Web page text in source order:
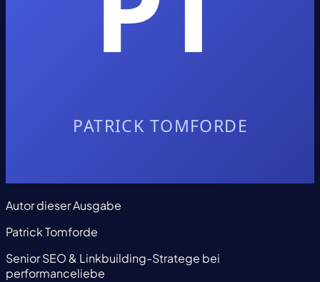
Autor dieser Ausgabe
Patrick Tomforde
Senior SEO & Linkbuilding-Stratege bei
performanceliebe